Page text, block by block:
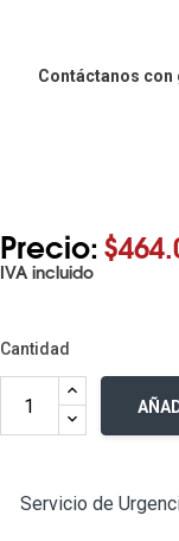
Contáctanos
Precio:
IVA incluido
Cantidad
Servicio de